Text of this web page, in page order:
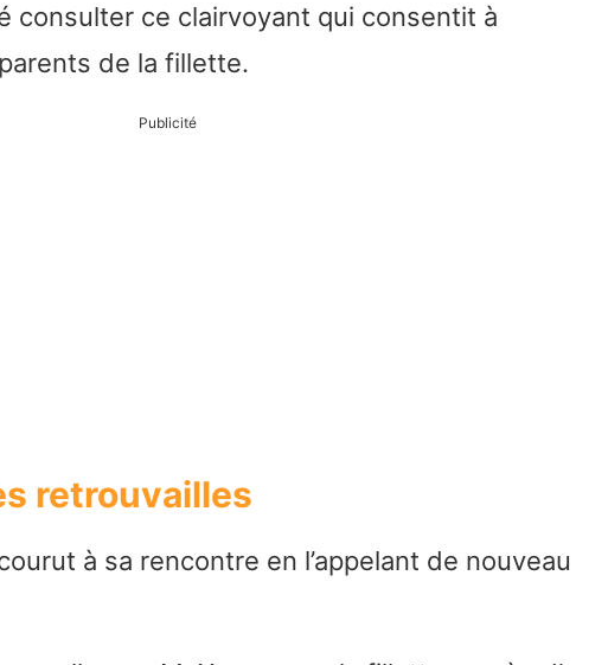
consulter ce clairvoyant qui consentit à
de la fillette.
Publicité
retrouvailles
à sa rencontre en l’appelant de nouveau